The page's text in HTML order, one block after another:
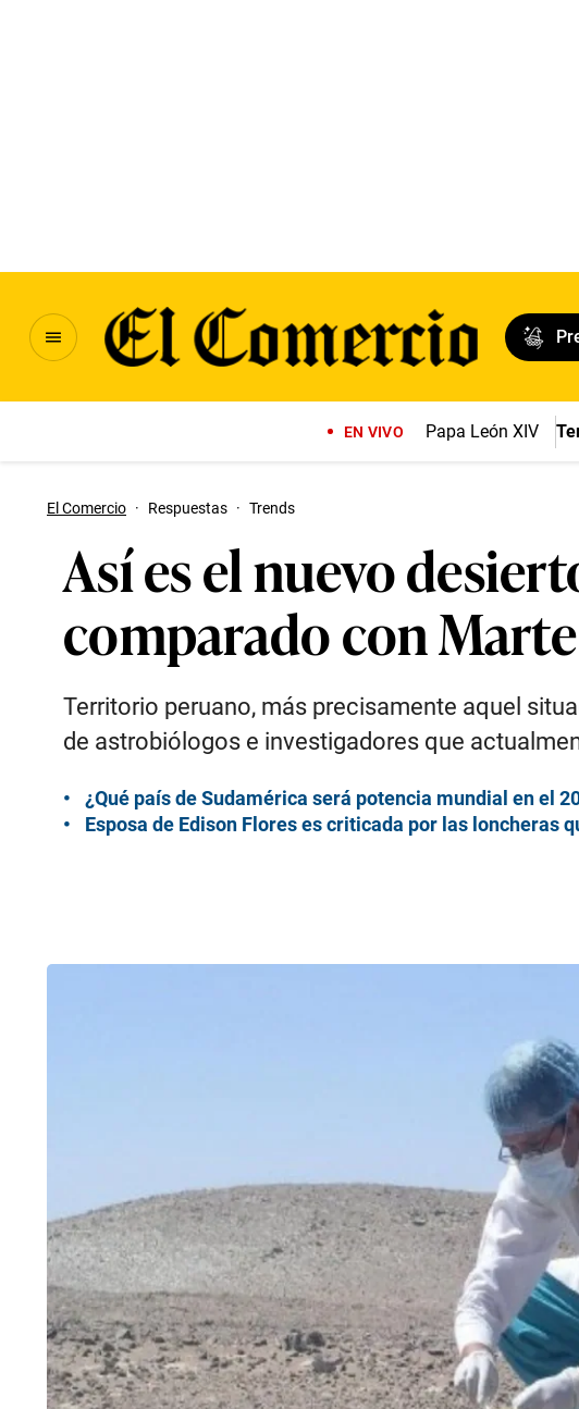
EN VIVO Papa León XIV
El Comercio · Respuestas · Trends
Así es el nuevo
comparado con
Territorio peruano, más precisamente aquel
de astrobiólogos e investigadores que
¿Qué país de Sudamérica será potencia mundial en el
Esposa de Edison Flores es criticada por las loncheras